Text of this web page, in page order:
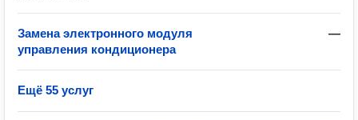
Замена электронного модуля
управления кондиционера
—
Ещё 55 услуг